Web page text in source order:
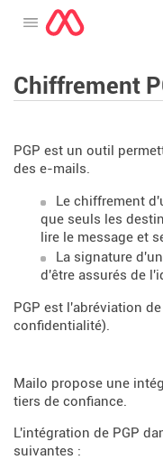
Ouvrir le menu
Chiffrement
PGP est un outil
des e-mails.
Le chiffrement
que seuls les
lire le message et
La signature
d'être assurés de
PGP est l'abréviation
confidentialité).
Mailo propose une
tiers de confiance.
L'intégration de PGP
suivantes :